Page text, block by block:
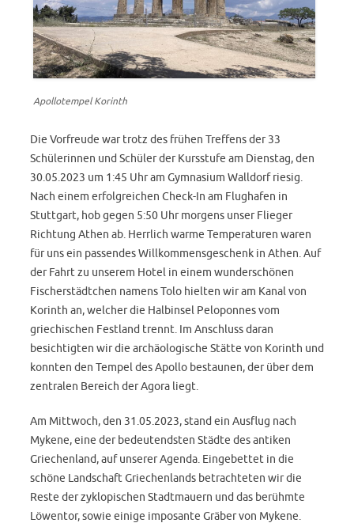
Apollotempel Korinth
Die Vorfreude war trotz des frühen Treffens der 33
Schülerinnen und Schüler der Kursstufe am Dienstag, den
30.05.2023 um 1:45 Uhr am Gymnasium Walldorf riesig.
Nach einem erfolgreichen Check-In am Flughafen in
Stuttgart, hob gegen 5:50 Uhr morgens unser Flieger
Richtung Athen ab. Herrlich warme Temperaturen waren
für uns ein passendes Willkommensgeschenk in Athen. Auf
der Fahrt zu unserem Hotel in einem wunderschönen
Fischerstädtchen namens Tolo hielten wir am Kanal von
Korinth an, welcher die Halbinsel Peloponnes vom
griechischen Festland trennt. Im Anschluss daran
besichtigten wir die archäologische Stätte von Korinth und
konnten den Tempel des Apollo bestaunen, der über dem
zentralen Bereich der Agora liegt.
Am Mittwoch, den 31.05.2023, stand ein Ausflug nach
Mykene, eine der bedeutendsten Städte des antiken
Griechenland, auf unserer Agenda. Eingebettet in die
schöne Landschaft Griechenlands betrachteten wir die
Reste der zyklopischen Stadtmauern und das berühmte
Löwentor, sowie einige imposante Gräber von Mykene.